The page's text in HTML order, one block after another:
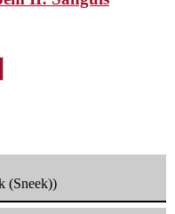
(Sneek))